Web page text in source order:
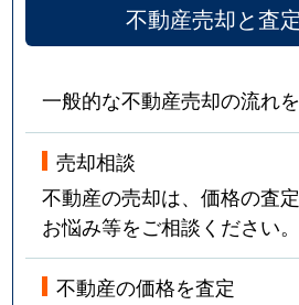
不動産売却と査
一般的な不動産売却の流れを
売却相談
不動産の売却は、価格の査
お悩み等をご相談ください。
不動産の価格を査定